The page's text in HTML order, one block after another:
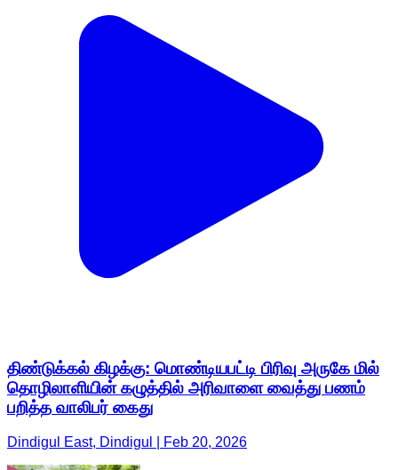
திண்டுக்கல் கிழக்கு: மொண்டியபட்டி பிரிவு அருகே மில்
தொழிலாளியின் கழுத்தில் அரிவாளை வைத்து பணம்
பறித்த வாலிபர் கைது
Dindigul East, Dindigul | Feb 20, 2026